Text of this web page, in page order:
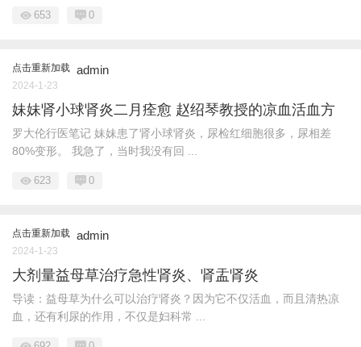
653 0
点击重新加载 admin
2024-1-23
妹妹肾小球肾炎二月痊愈 赵绍琴教授的凉血活血方
罗大伦行医笔记 妹妹患了肾小球肾炎，尿检红细胞很多，尿相差
80%变形。 我急了，当时我没有回 ...
623 0
点击重新加载 admin
2024-1-23
大剂量益母草治疗急性肾炎、肾盂肾炎
导读：益母草为什么可以治疗肾炎？因为它不仅活血，而且清热凉
血，还有利尿的作用，不仅是妇科常 ...